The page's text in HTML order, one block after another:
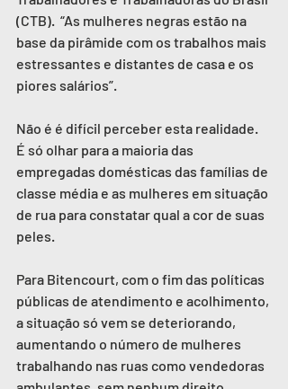
(CTB).  “As mulheres negras estão na
base da pirâmide com os trabalhos mais
estressantes e distantes de casa e os
piores salários”.
Não é é difícil perceber esta realidade.
É só olhar para a maioria das
empregadas domésticas das famílias de
classe média e as mulheres em situação
de rua para constatar qual a cor de suas
peles.
Para Bitencourt, com o fim das políticas
públicas de atendimento e acolhimento,
a situação só vem se deteriorando,
aumentando o número de mulheres
trabalhando nas ruas como vendedoras